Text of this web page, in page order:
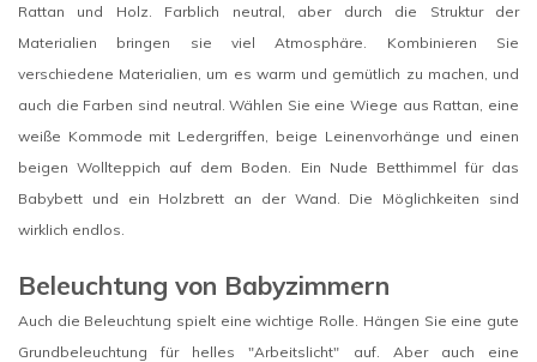
Rattan und Holz. Farblich neutral, aber durch die Struktur der
Materialien bringen sie viel Atmosphäre. Kombinieren Sie
verschiedene Materialien, um es warm und gemütlich zu machen, und
auch die Farben sind neutral. Wählen Sie eine Wiege aus Rattan, eine
weiße Kommode mit Ledergriffen, beige Leinenvorhänge und einen
beigen Wollteppich auf dem Boden. Ein Nude Betthimmel für das
Babybett und ein Holzbrett an der Wand. Die Möglichkeiten sind
wirklich endlos.
Beleuchtung von Babyzimmern
Auch die Beleuchtung spielt eine wichtige Rolle. Hängen Sie eine gute
Grundbeleuchtung für helles "Arbeitslicht" auf. Aber auch eine